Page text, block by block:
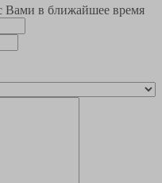
Вами в ближайшее время